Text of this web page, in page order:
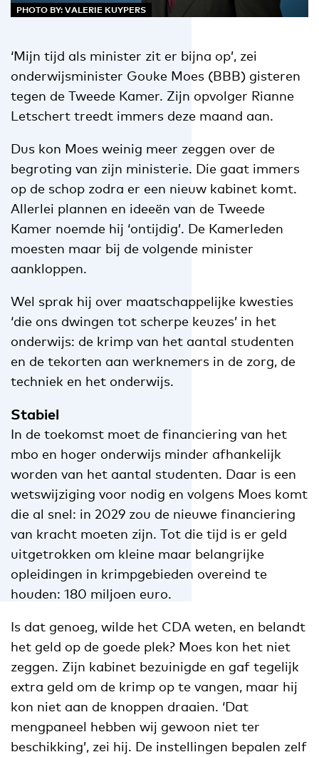
PHOTO BY: VALERIE KUYPERS
‘Mijn tijd als minister zit er bijna op’, zei
onderwijsminister Gouke Moes (BBB) gisteren
tegen de Tweede Kamer. Zijn opvolger Rianne
Letschert treedt immers deze maand aan.
Dus kon Moes weinig meer zeggen over de
begroting van zijn ministerie. Die gaat immers
op de schop zodra er een nieuw kabinet komt.
Allerlei plannen en ideeën van de Tweede
Kamer noemde hij ‘ontijdig’. De Kamerleden
moesten maar bij de volgende minister
aankloppen.
Wel sprak hij over maatschappelijke kwesties
‘die ons dwingen tot scherpe keuzes’ in het
onderwijs: de krimp van het aantal studenten
en de tekorten aan werknemers in de zorg, de
techniek en het onderwijs.
Stabiel
In de toekomst moet de financiering van het
mbo en hoger onderwijs minder afhankelijk
worden van het aantal studenten. Daar is een
wetswijziging voor nodig en volgens Moes komt
die al snel: in 2029 zou de nieuwe financiering
van kracht moeten zijn. Tot die tijd is er geld
uitgetrokken om kleine maar belangrijke
opleidingen in krimpgebieden overeind te
houden: 180 miljoen euro.
Is dat genoeg, wilde het CDA weten, en belandt
het geld op de goede plek? Moes kon het niet
zeggen. Zijn kabinet bezuinigde en gaf tegelijk
extra geld om de krimp op te vangen, maar hij
kon niet aan de knoppen draaien. ‘Dat
mengpaneel hebben wij gewoon niet ter
beschikking’, zei hij. De instellingen bepalen zelf